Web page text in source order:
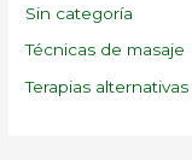
Sin categoría
Técnicas de masaje
Terapias alternativas